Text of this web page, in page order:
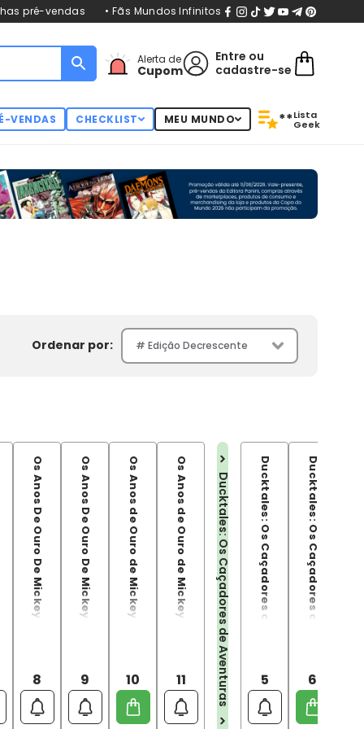
pré-vendas • Fãs Mundos Infinitos
Alerta de
Cupom
Entre ou
cadastre-se
VENDAS CHECKLIST MEU MUNDO **Lista
Geek
Ordenar por:
Os Anos De Ouro De Mickey vol.08 (1954-1955)
8 Os Anos De Ouro De Mickey vol.09 (1955-1956)
9 Os Anos de Ouro de Mickey vol.10 (1956-1958)
10 Os Anos de Ouro de Mickey Vol.11 (1958-1959)
11 Ducktales: Os Caçadores de AventurasDucktales: Os Caçadores de Aventuras Vol.05
5 Ducktales: Os Caçadores de Aventuras Vol.06
6